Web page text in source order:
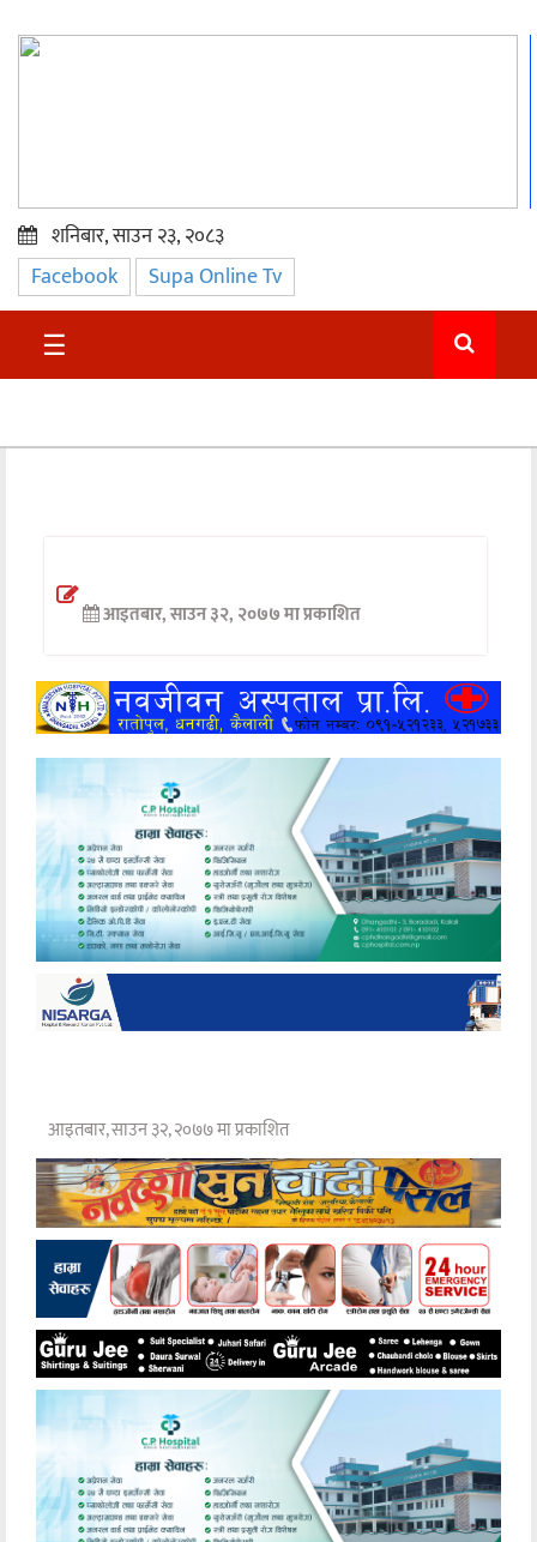
प्रमुख
समाचार
सुदुर
अन्तर्वार्ता
खेलकुद
मनोरञ्जन
अन्य
शनिबार, साउन २३, २०८३
Facebook Supa Online Tv
☰
आइतबार, साउन ३२, २०७७ मा प्रकाशित
आइतबार, साउन ३२, २०७७ मा प्रकाशित